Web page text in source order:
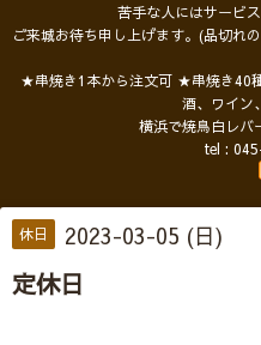
苦手な人にはサービ
ご来城お待ち申し上げます。(品切れ
★串焼き1本から注文可 ★串焼き40
酒、ワイン
横浜で焼鳥白レバ
tel :
休日 2023-03-05 (日)
定休日